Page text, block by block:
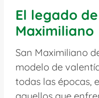
El legado
Maximiliano
San Maximiliano
modelo de
todas las épocas,